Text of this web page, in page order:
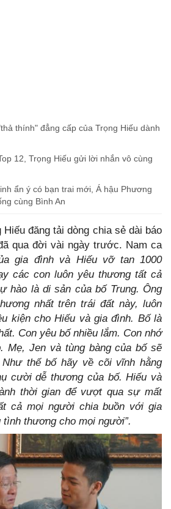
thính" đẳng cấp của Trọng Hiếu dành
12, Trọng Hiếu gửi lời nhắn vô cùng
ẩn ý có bạn trai mới, Á hậu Phương
cùng Bình An
đăng tải dòng chia sẻ dài báo
qua đời vài ngày trước. Nam ca
gia đình và Hiếu vỡ tan 1000
các con luôn yêu thương tất cả
hào là di sản của bố Trung. Ông
nhất trên trái đất này, luôn
kiện cho Hiếu và gia đình. Bố là
Con yêu bố nhiều lắm. Con nhớ
Mẹ, Jen và tùng bàng của bố sẽ
thế bố hãy về cõi vĩnh hằng
cười dễ thương của bố. Hiếu và
thời gian để vượt qua sự mất
cả mọi người chia buồn với gia
thương cho mọi người”.